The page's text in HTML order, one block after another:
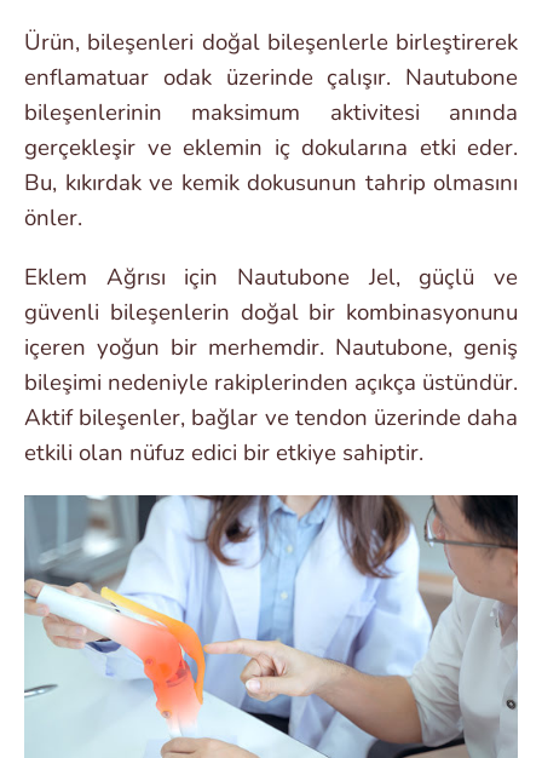
Ürün, bileşenleri doğal bileşenlerle birleştirerek
enflamatuar odak üzerinde çalışır. Nautubone
bileşenlerinin maksimum aktivitesi anında
gerçekleşir ve eklemin iç dokularına etki eder.
Bu, kıkırdak ve kemik dokusunun tahrip olmasını
önler.
Eklem Ağrısı için Nautubone Jel, güçlü ve
güvenli bileşenlerin doğal bir kombinasyonunu
içeren yoğun bir merhemdir. Nautubone, geniş
bileşimi nedeniyle rakiplerinden açıkça üstündür.
Aktif bileşenler, bağlar ve tendon üzerinde daha
etkili olan nüfuz edici bir etkiye sahiptir.